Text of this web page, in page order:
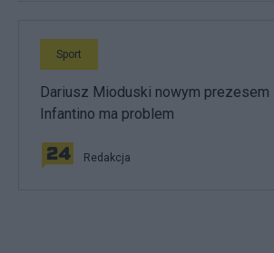
Sport
Dariusz Mioduski nowym prezesem
Infantino ma problem
Redakcja